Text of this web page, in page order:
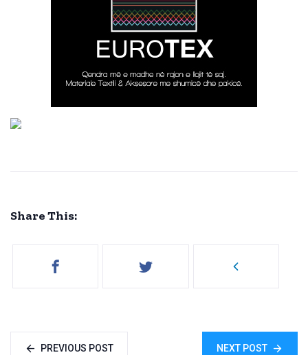
Share This:
PREVIOUS POST NEXT POST